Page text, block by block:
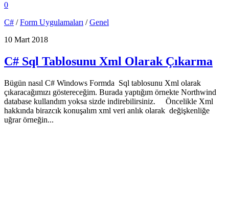
0
C# /Form Uygulamaları /Genel
10 Mart 2018
C# Sql Tablosunu Xml Olarak Çıkarma
Bügün nasıl C# Windows Formda Sql tablosunu Xml olarak
çıkaracağımızı göstereceğim. Burada yaptığım örnekte Northwind
database kullandım yoksa sizde indirebilirsiniz. Öncelikle Xml
hakkında birazcık konuşalım xml veri anlık olarak değişkenliğe
uğrar örneğin...